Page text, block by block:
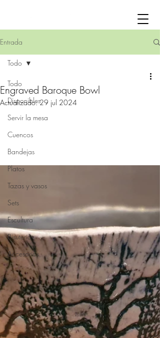
Entrada
Todo
Disponibles
Servir la mesa
Cuencos
Bandejas
Platos
Tazas y vasos
Sets
Escultura
Bisuteria
Accesorios
Todo
Engraved Baroque Bowl
Actualizado:29 jul 2024